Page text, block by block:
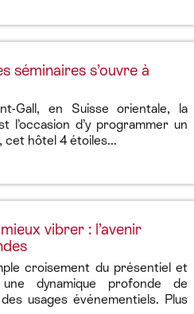
séminaires s’ouvre à
Gall, en Suisse orientale, la
l’occasion d’y programmer un
cet hôtel 4 étoiles...
vibrer : l’avenir
croisement du présentiel et
dynamique profonde de
usages événementiels. Plus